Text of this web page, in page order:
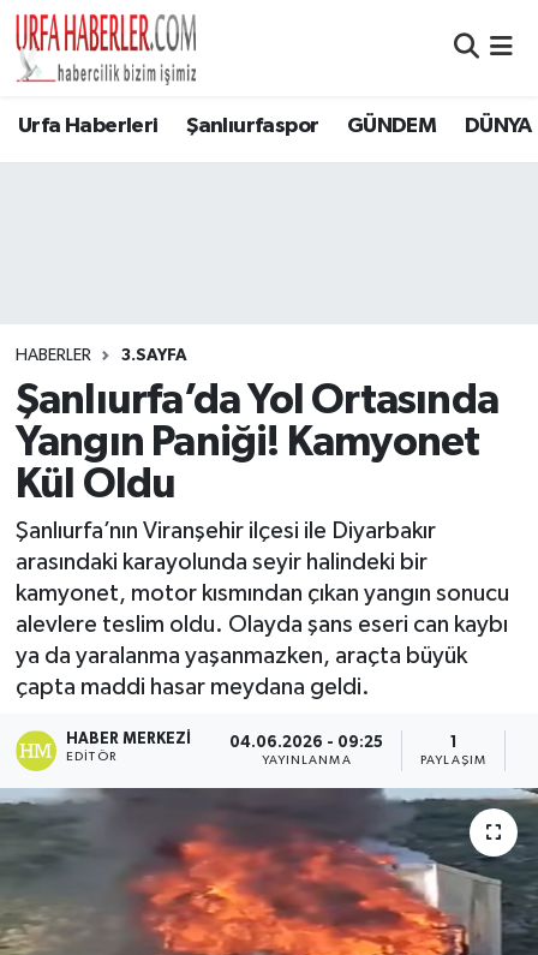
Urfa Haberleri Şanlıurfaspor GÜNDEM DÜNYA
HABERLER 3.SAYFA
Şanlıurfa’da Yol Ortasında
Yangın Paniği! Kamyonet
Kül Oldu
Şanlıurfa’nın Viranşehir ilçesi ile Diyarbakır
arasındaki karayolunda seyir halindeki bir
kamyonet, motor kısmından çıkan yangın sonucu
alevlere teslim oldu. Olayda şans eseri can kaybı
ya da yaralanma yaşanmazken, araçta büyük
çapta maddi hasar meydana geldi.
HABER MERKEZI
EDITÖR
04.06.2026 - 09:25
YAYINLANMA
1
PAYLAŞIM
Şanlıurfa Nöbetçi Eczaneler
Tüm Manşetler
Son Dakika Haberleri
Haber Arşivi